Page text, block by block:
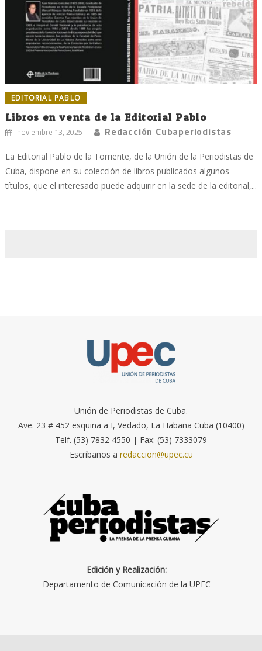
EDITORIAL PABLO
Libros en venta de la Editorial Pablo
noviembre 13, 2025 Redacción Cubaperiodistas
La Editorial Pablo de la Torriente, de la Unión de la Periodistas de
Cuba, dispone en su colección de libros publicados algunos
títulos, que el interesado puede adquirir en la sede de la editorial,...
Unión de Periodistas de Cuba.
Ave. 23 # 452 esquina a I, Vedado, La Habana Cuba (10400)
Telf. (53) 7832 4550 | Fax: (53) 7333079
Escríbanos a redaccion@upec.cu
Edición y Realización:
Departamento de Comunicación de la UPEC